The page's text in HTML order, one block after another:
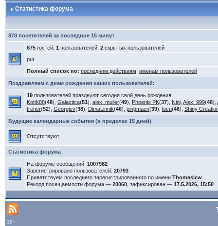
Статистика форума
878 посетителей за последние 15 минут
875гостей, 1 пользователей, 2скрытых пользователей
put
Полный список по: последним действиям именам пользователей
Поздравляем с днем рождения наших пользователей:
19пользователей празднуют сегодня свой день рождения
KotiK88(48), Galactica(51), alex_muller(49), Phoenix PK(37), Nini, Alex_999(48),
trener(52), Georgiev(38), DimaLinnik(46), pingmaen(39), locu(46), Shiny
Будущие календарные события (в пределах 15 дней)
Отсутствуют
Статистика форума
На форуме сообщений: 1007982
Зарегистрировано пользователей: 20793
Приветствуем последнего зарегистрированного по имени Thomasicw
Рекорд посещаемости форума — 20060, зафиксирован — 17.5.2026, 15:50
18+